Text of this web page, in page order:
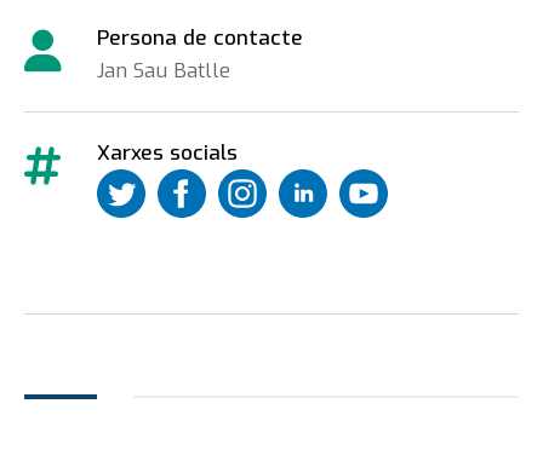
Persona de contacte
Jan Sau Batlle
Xarxes socials
https://twitter.com/UdAndorra
https://www.facebook.com/
https://www.instagram.com/
https://www.linkedin.com/
d'andorra/
https://
−